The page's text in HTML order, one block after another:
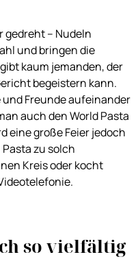
gedreht – Nudeln
und bringen die
kaum jemanden, der
begeistern kann.
und Freunde aufeinander
auch den World Pasta
eine große Feier jedoch
zu solch
Kreis oder kocht
so vielfältig